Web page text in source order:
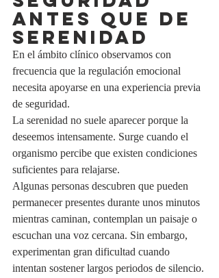
antes que de
serenidad
En el ámbito clínico observamos con
frecuencia que la regulación emocional
necesita apoyarse en una experiencia previa
de seguridad.
La serenidad no suele aparecer porque la
deseemos intensamente. Surge cuando el
organismo percibe que existen condiciones
suficientes para relajarse.
Algunas personas descubren que pueden
permanecer presentes durante unos minutos
mientras caminan, contemplan un paisaje o
escuchan una voz cercana. Sin embargo,
experimentan gran dificultad cuando
intentan sostener largos periodos de silencio.